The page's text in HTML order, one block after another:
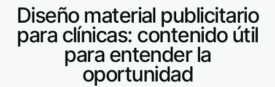
Diseño material publicitario
para clínicas: contenido útil
para entender la
oportunidad